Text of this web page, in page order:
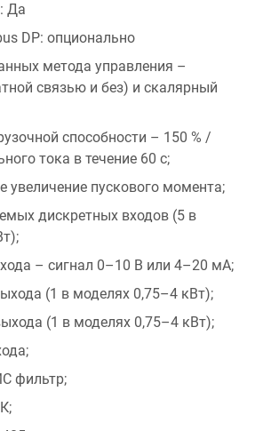
Да
DP: опционально
метода управления –
связью и без) и скалярный
способности – 150 % /
тока в течение 60 с;
увеличение пускового момента;
дискретных входов (5 в
– сигнал 0–10 В или 4–20 мA;
(1 в моделях 0,75–4 кВт);
(1 в моделях 0,75–4 кВт);
фильтр;